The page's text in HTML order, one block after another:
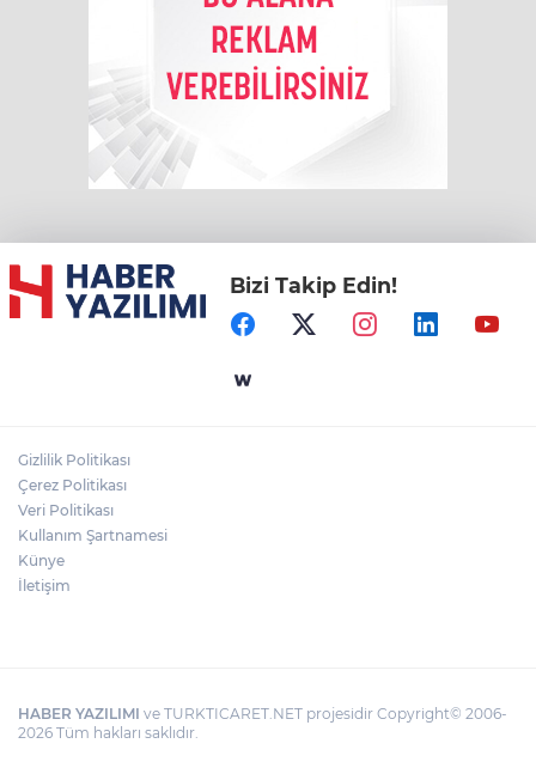
Bizi Takip Edin!
Gizlilik Politikası
Çerez Politikası
Veri Politikası
Kullanım Şartnamesi
Künye
İletişim
HABER YAZILIMI ve TURKTICARET.NET projesidir Copyright© 2006-
2026 Tüm hakları saklıdır.